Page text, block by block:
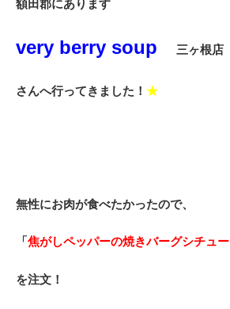
額田郡にあります
very berry soup 三ヶ根店
さんへ行ってきました！ ★
無性にお肉が食べたかったので、
「焦がしペッパーの焼きバーグシチュー
を注文！